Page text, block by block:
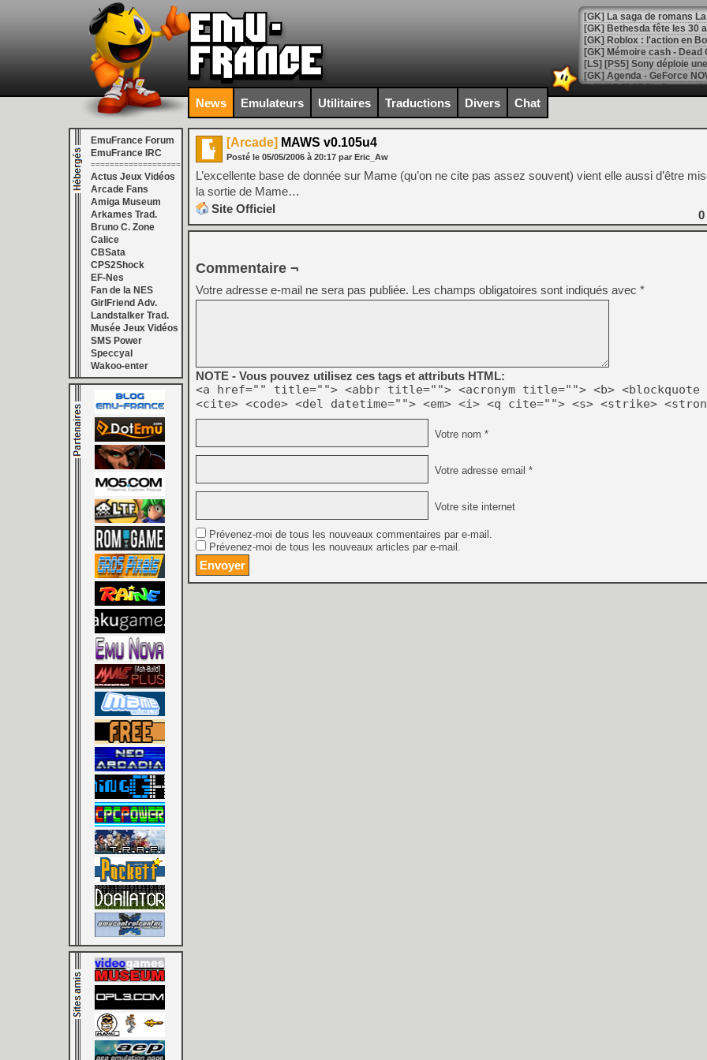
[GK] Bethesda fête les 30
[GK] Roblox : l'action en
[GK] Agenda - GeForce
[GK] Devolver Digital en a
[LS] [PS5] ps5-y2jb-
[GK] Pourquoi Marvel
[GK] Test : Restory : Chill
[GK] GTA 6 : Rockstar
[GK] Hot Wheels Infinite
[GK] Mémoire cash -
[GK] Résultats Nintendo :
[GK] Déjà des
[GK] Minecraft et ses «
[GK] Beast of
[GK] Ubisoft : fin de partie
[GK] Mémoire cash -
[GK] Dan Houser (GTA)
[GK] Comment EA Sports
[GK] Crimson Moon : un
[GK] Isle of Reveries : le
[GK] Moonlighter 2 : The
[GK] Capcom relance
[GK] Le beat'em up The
[GK] Endless Legend 2 :
[LS] [PS5] Le WebKit
[GK] Oubliez Crazy Taxi,
[LS] [Switch] NSZ 5.0.0
News Emulateurs Utilitaires Traductions Divers Chat
EmuFrance Forum
EmuFrance IRC
===================
Actus Jeux Vidéos
Arcade Fans
Amiga Museum
Arkames Trad.
Bruno C. Zone
Calice
CBSata
CPS2Shock
EF-Nes
Fan de la NES
GirlFriend Adv.
Landstalker Trad.
Musée Jeux Vidéos
SMS Power
Speccyal
Wakoo-enter
[Arcade] MAWS v0.105u4
Posté le 05/05/2006 à 20:17 par Eric_Aw
L’excellente base de donnée sur Mame (qu’on ne cite pas assez souvent) vient elle aussi d’être
la sortie de Mame…
Site Officiel
0
Commentaire ¬
Votre adresse e-mail ne sera pas publiée. Les champs obligatoires sont indiqués avec *
NOTE - Vous pouvez utilisez ces tags et attributs HTML:
<a href="" title=""> <abbr title=""> <acronym title=""> <b> <blockquote
<cite> <code> <del datetime=""> <em> <i> <q cite=""> <s> <strike>
Votre nom *
Votre adresse email *
Votre site internet
Prévenez-moi de tous les nouveaux commentaires par e-mail.
Prévenez-moi de tous les nouveaux articles par e-mail.